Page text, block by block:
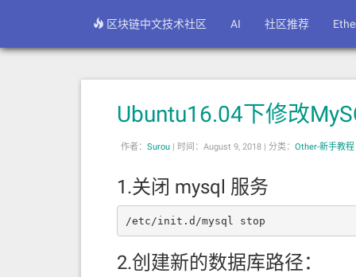
区块链中文技术社区 AI 社区推荐
Ubuntu16.04下修改
作者： Surou | 时间：August 9, 2018 | 分类： Other-新手教程
1.关闭 mysql 服务
/etc/init.d/mysql stop
2.创建新的数据库路径：